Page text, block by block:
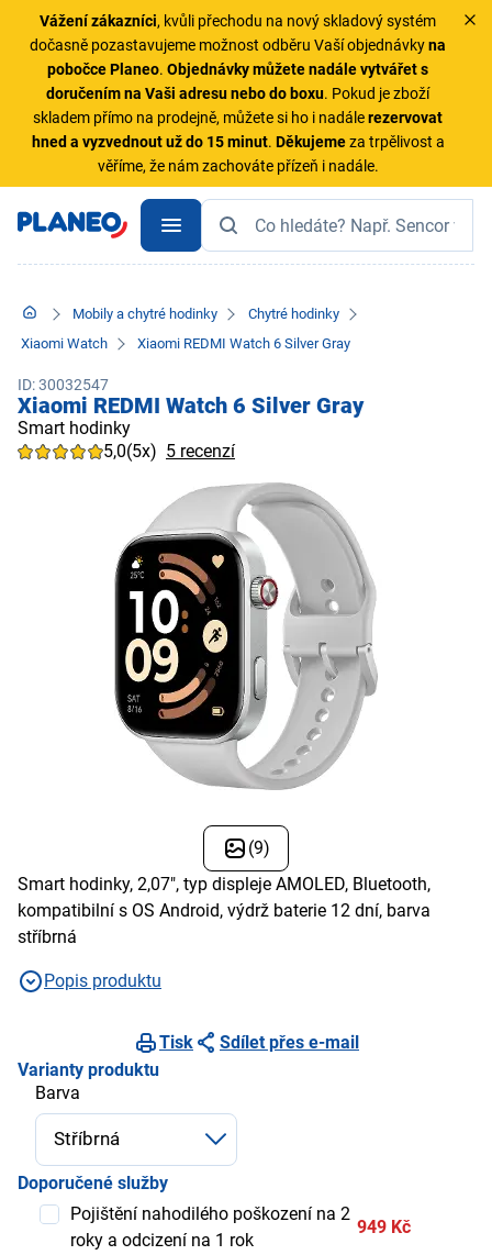
Vážení zákazníci, kvůli přechodu na nový skladový systém
dočasně pozastavujeme možnost odběru Vaší objednávkyna
pobočce Planeo.Objednávky můžete nadále vytvářet s
doručením na Vaši adresu nebo do boxu. Pokud je zboží
skladem přímo na prodejně, můžete si ho i nadálerezervovat
hned a vyzvednout už do 15 minut. Děkujemeza trpělivost a
věříme, že nám zachováte přízeň i nadále.
Mobily a chytré hodinky
Chytré hodinky
Xiaomi Watch
Xiaomi REDMI Watch 6 Silver Gray
ID: 30032547
Xiaomi REDMI Watch 6 Silver Gray
Smart hodinky
5,0(5x) 5 recenzí
(9)
Smart hodinky, 2,07", typ displeje AMOLED, Bluetooth,
kompatibilní s OS Android, výdrž baterie 12 dní, barva
stříbrná
Popis produktu
Tisk
Sdílet přes e-mail
Varianty produktu
Barva
Doporučené služby
Pojištění nahodilého poškození na 2
roky a odcizení na 1 rok
949 Kč